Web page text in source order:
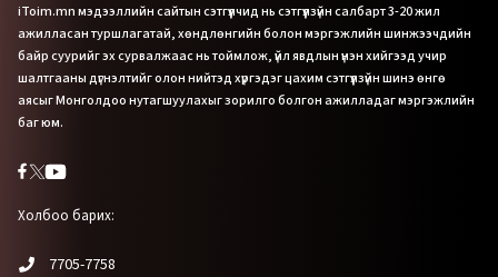
iToim.mn мэдээллийн сайтын сэтгүүлчид нь сэтгүүлзүйн салбарт 3-20 жил
ажилласан туршлагатай, хөндлөнгийн болон мэргэжлийн шинжээчдийн
байр суурийг эх сурвалжаас нь тоймлож, үйл явдлын үнэн хийгээд учир
шалтгааны дүгнэлтийг олон нийтэд хүргэдэг цахим сэтгүүлзүйн шинэ өнгө
аясыг Монголдоо нутагшуулахыг зорилго болгон ажилладаг мэргэжлийн
баг юм.
Холбоо барих:
7705-7758